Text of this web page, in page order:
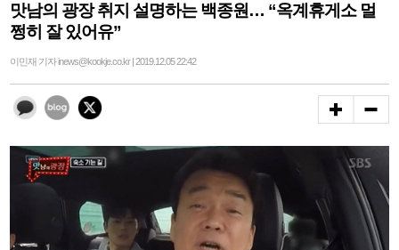
맛남의 광장 취지 설명하는 백종원… “옥계휴게소 멀
쩡히 잘 있어유”
이민재 기자 inews@kookje.co.kr | 2019.12.05 22:42